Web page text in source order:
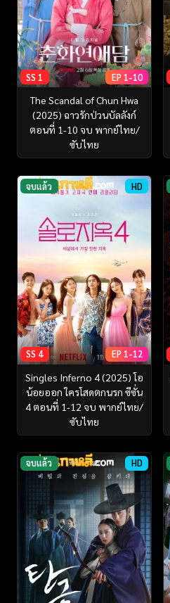
SS 1 EP 1-10
The Scandal of Chun Hwa
(2025) ฉาวรักป่วนบัลลังก์
ตอนที่ 1-10 จบ พากย์ไทย/
ซับไทย
จบแล้ว HD
SS 4 EP 1-12
Singles Inferno 4 (2025) โอ
น้อยออก ใครโสดตกนรก ซีซั่น
4 ตอนที่ 1-12 จบ พากย์ไทย/
ซับไทย
จบแล้ว HD